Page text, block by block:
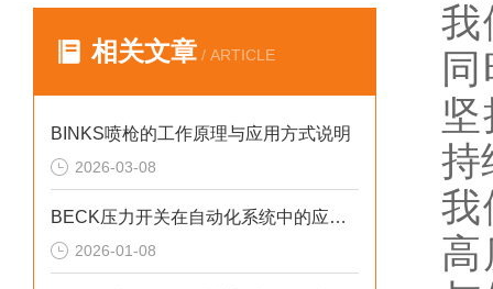
相关文章 / ARTICLE
BINKS喷枪的工作原理与应用方式说明
2026-03-08
BECK压力开关在自动化系统中的应用说明
2026-01-08
我
持
我
高